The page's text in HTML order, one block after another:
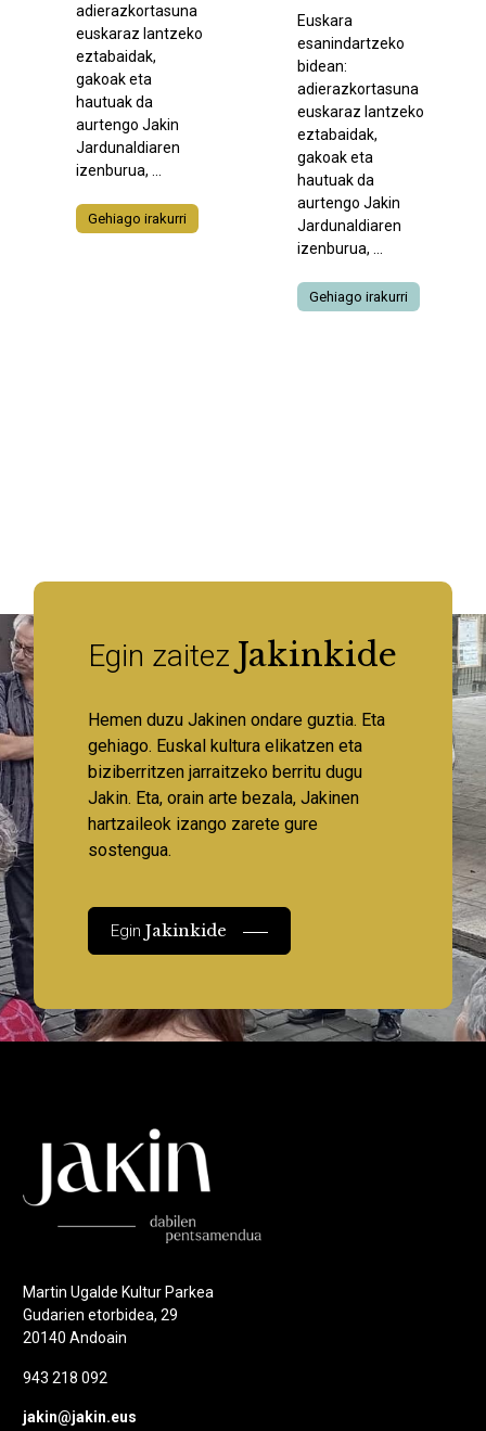
adierazkortasuna
euskaraz lantzeko
eztabaidak,
gakoak eta
hautuak da
aurtengo Jakin
Jardunaldiaren
izenburua, ...
Gehiago irakurri
Euskara
esanindartzeko
bidean:
adierazkortasuna
euskaraz lantzeko
eztabaidak,
gakoak eta
hautuak da
aurtengo Jakin
Jardunaldiaren
izenburua, ...
Gehiago irakurri
Egin zaitez Jakinkide
Hemen duzu Jakinen ondare guztia. Eta
gehiago. Euskal kultura elikatzen eta
biziberritzen jarraitzeko berritu dugu
Jakin. Eta, orain arte bezala, Jakinen
hartzaileok izango zarete gure
sostengua.
EginJakinkide
Martin Ugalde Kultur Parkea
Gudarien etorbidea, 29
20140 Andoain
943 218 092
jakin@jakin.eus